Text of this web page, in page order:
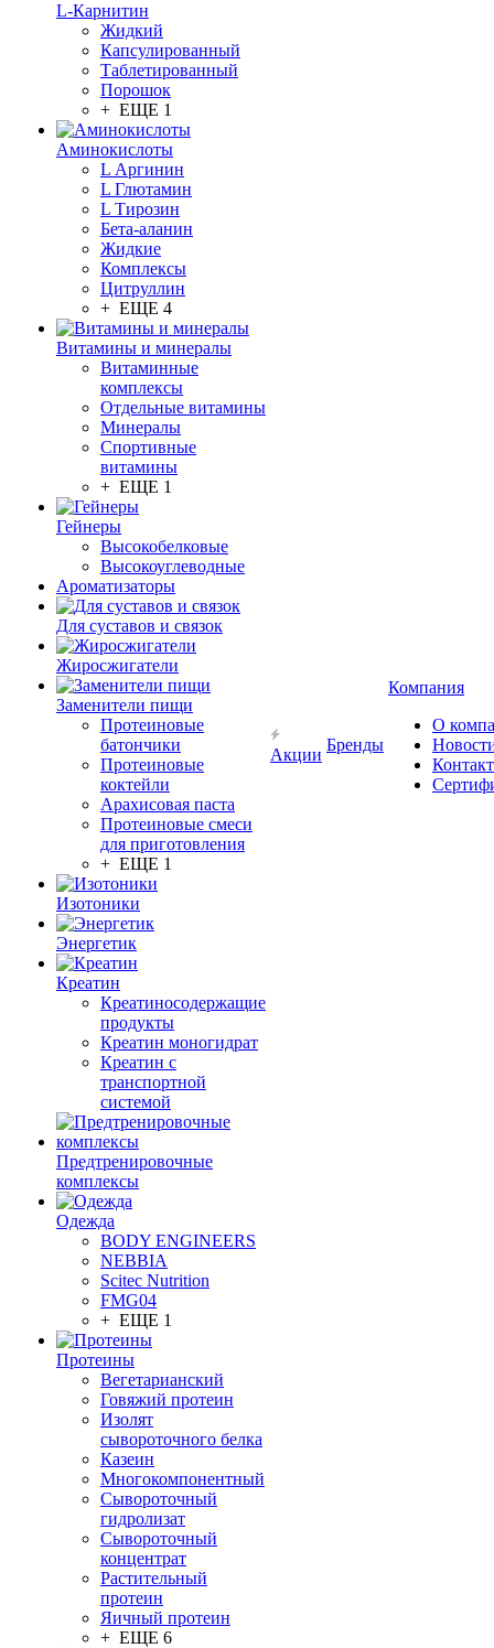
L-Карнитин
Жидкий
Капсулированный
Таблетированный
Порошок
+ ЕЩЕ 1
Аминокислоты
L Аргинин
L Глютамин
L Тирозин
Бета-аланин
Жидкие
Комплексы
Цитруллин
+ ЕЩЕ 4
Витамины и минералы
Витаминные
комплексы
Отдельные витамины
Минералы
Спортивные
витамины
+ ЕЩЕ 1
Гейнеры
Высокобелковые
Высокоуглеводные
Ароматизаторы
Для суставов и связок
Жиросжигатели
Заменители пищи
Протеиновые
батончики
Протеиновые
коктейли
Арахисовая паста
Протеиновые смеси
для приготовления
+ ЕЩЕ 1
Изотоники
Энергетик
Креатин
Креатиносодержащие
продукты
Креатин моногидрат
Креатин с
транспортной
системой
Предтренировочные
комплексы
Одежда
BODY ENGINEERS
NEBBIA
Scitec Nutrition
FMG04
+ ЕЩЕ 1
Протеины
Вегетарианский
Говяжий протеин
Изолят
сывороточного белка
Казеин
Многокомпонентный
Сывороточный
гидролизат
Сывороточный
концентрат
Растительный
протеин
Яичный протеин
+ ЕЩЕ 6
Акции
Бренды
Компания
О